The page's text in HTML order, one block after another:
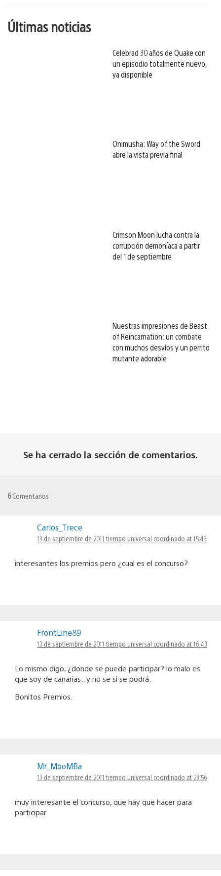
Últimas noticias
Celebrad 30 años de Quake con
un episodio totalmente nuevo,
ya disponible
Onimusha: Way of the Sword
abre la vista previa final
Crimson Moon lucha contra la
corrupción demoníaca a partir
del 1 de septiembre
Nuestras impresiones de Beast
of Reincarnation: un combate
con muchos desvíos y un perrito
mutante adorable
Se ha cerrado la sección de comentarios.
6Comentarios
Carlos_Trece
13 de septiembre de 2011 tiempo universal coordinado at 15:43
interesantes los premios pero ¿cual es el concurso?
FrontLine89
13 de septiembre de 2011 tiempo universal coordinado at 16:43
Lo mismo digo, ¿donde se puede participar? lo malo es
que soy de canarias.. y no se si se podrá.
Bonitos Premios.
Mr_MooMBa
13 de septiembre de 2011 tiempo universal coordinado at 23:56
muy interesante el concurso, que hay que hacer para
participar